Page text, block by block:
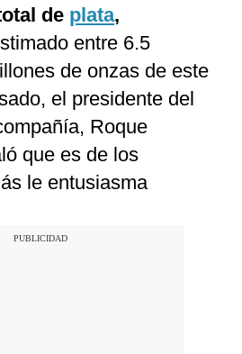
de plata,
entre 6.5
de onzas de este
el presidente del
Roque
que es de los
le entusiasma